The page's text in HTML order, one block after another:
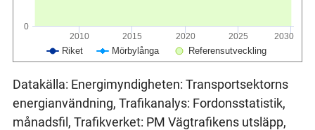
Riket Mörbylånga Referensutveckling
2010 2015 2020 2025 2030
0
Datakälla: Energimyndigheten: Transportsektorns
energianvändning, Trafikanalys: Fordonsstatistik,
månadsfil, Trafikverket: PM Vägtrafikens utsläpp,